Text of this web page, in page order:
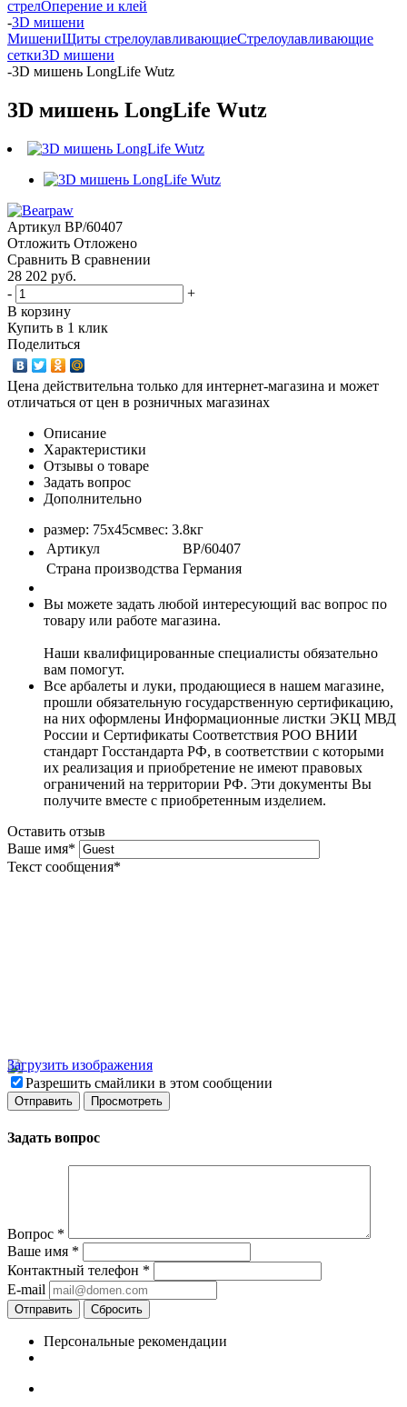
стрелОперение и клей
-3D мишени
МишениЩиты стрелоулавливающиеСтрелоулавливающие
сетки3D мишени
-3D мишень LongLife Wutz
3D мишень LongLife Wutz
Артикул BP/60407
Отложить Отложено
Сравнить В сравнении
28 202 руб.
-
+
В корзину
Купить в 1 клик
Поделиться
Цена действительна только для интернет-магазина и может
отличаться от цен в розничных магазинах
Описание
Характеристики
Отзывы о товаре
Задать вопрос
Дополнительно
размер: 75x45смвес: 3.8кг
Артикул
BP/60407
Страна производства Германия
Вы можете задать любой интересующий вас вопрос по
товару или работе магазина.
Наши квалифицированные специалисты обязательно
вам помогут.
Все арбалеты и луки, продающиеся в нашем магазине,
прошли обязательную государственную сертификацию,
на них оформлены Информационные листки ЭКЦ МВД
России и Сертификаты Соответствия РОО ВНИИ
стандарт Госстандарта РФ, в соответствии с которыми
их реализация и приобретение не имеют правовых
ограничений на территории РФ. Эти документы Вы
получите вместе с приобретенным изделием.
Оставить отзыв
Ваше имя*
Текст сообщения*
Загрузить изображения
Разрешить смайлики в этом сообщении
Задать вопрос
Вопрос *
Ваше имя *
Контактный телефон *
E-mail
Отправить Сбросить
Персональные рекомендации